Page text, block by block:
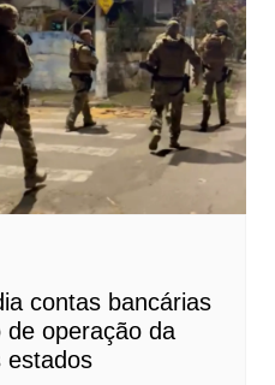
contas bancárias
operação da
estados